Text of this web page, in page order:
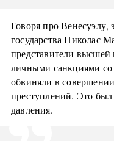
Говоря про Венесуэлу,
государства Николас
представители
личными санкциями
обвиняли в
преступлений. Это был
давления.